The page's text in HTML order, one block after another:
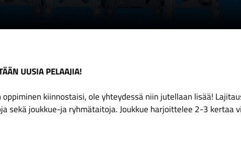
UUSIA PELAAJIA!
kiinnostaisi, ole yhteydessä niin jutellaan lisää!
sekä joukkue-ja ryhmätaitoja. Joukkue harjoittelee 2-3 kertaa